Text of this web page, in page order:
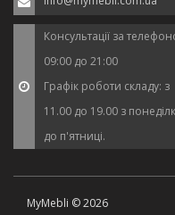
Консультації за
09:00 до 21:00
Графік роботи складу: з
11.00 до 19.00 з
до п'ятниці.
MyMebli © 2026